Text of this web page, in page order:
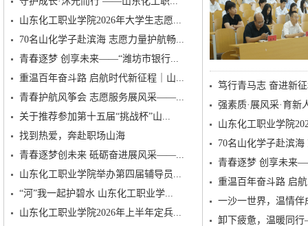
山东化工职业学院2026年大学生志愿...
70名山化学子赴滨海 志愿力量护航畅...
青春逐梦 创享未来——“潍坊市银行...
重温百年奋斗路 启航时代新征程｜山...
青春护航风筝会 志愿服务展风采——...
关于推荐参加第十五届“挑战杯”山...
找到热爱，奔赴职场山海
青春逐梦创未来 砥砺奋进展风采——...
山东化工职业学院举办第四届辅导员...
“河”我一起护碧水 山东化工职业学...
山东化工职业学院2026年上半年定兵...
笃行青马志 奋进新
强素质·展风采·育
山东化工职业学院
70名山化学子赴滨
青春逐梦 创享未来
重温百年奋斗路 启
一沙一世界，温情
卸下疲惫，温暖同